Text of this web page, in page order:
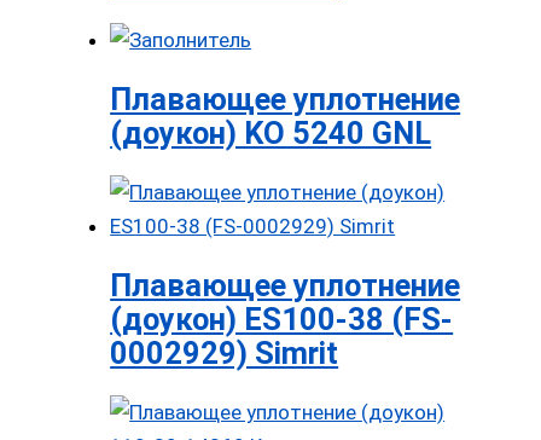
Плавающее уплотнение
(доукон) KO 5240 GNL
Плавающее уплотнение
(доукон) ES100-38 (FS-
0002929) Simrit